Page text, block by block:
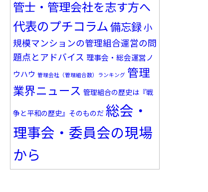
管士・管理会社を志す方へ
代表のプチコラム 備忘録 小
規模マンションの管理組合運営の問
題点とアドバイス 理事会・総会運営ノ
ウハウ 管理会社（管理組合数）ランキング 管理
業界ニュース 管理組合の歴史は『戦
争と平和の歴史』そのものだ 総会・
理事会・委員会の現場
から